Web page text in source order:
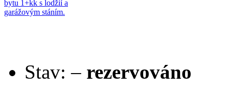
Stav: – rezervováno